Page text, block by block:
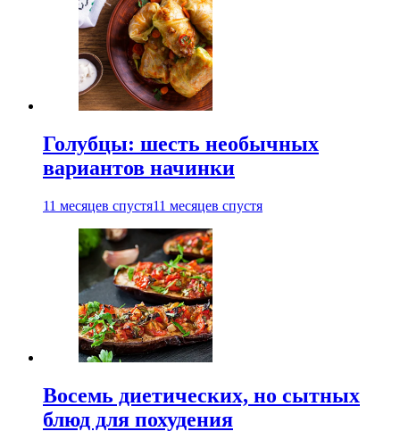
Голубцы: шесть необычных
вариантов начинки
11 месяцев спустя11 месяцев спустя
Восемь диетических, но сытных
блюд для похудения